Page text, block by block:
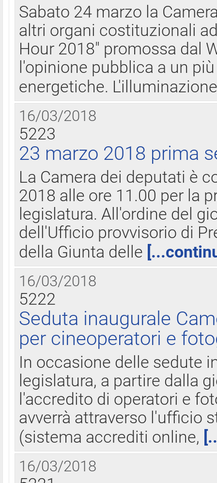
Sabato 24 marzo la
altri organi costituzionali
Hour 2018" promossa dal
l'opinione pubblica a un
energetiche.
16/03/2018
5223
23 marzo 2018 prima
La Camera dei deputati è
2018 alle ore 11.00 per la
legislatura. All'ordine del
dell'Ufficio provvisorio di
della Giunta delle
16/03/2018
5222
Seduta inaugurale
per cineoperatori e
In occasione delle sedute
legislatura, a partire dalla
l'accredito di operatori e
avverrà attraverso l'ufficio
(sistema accrediti online,
16/03/2018